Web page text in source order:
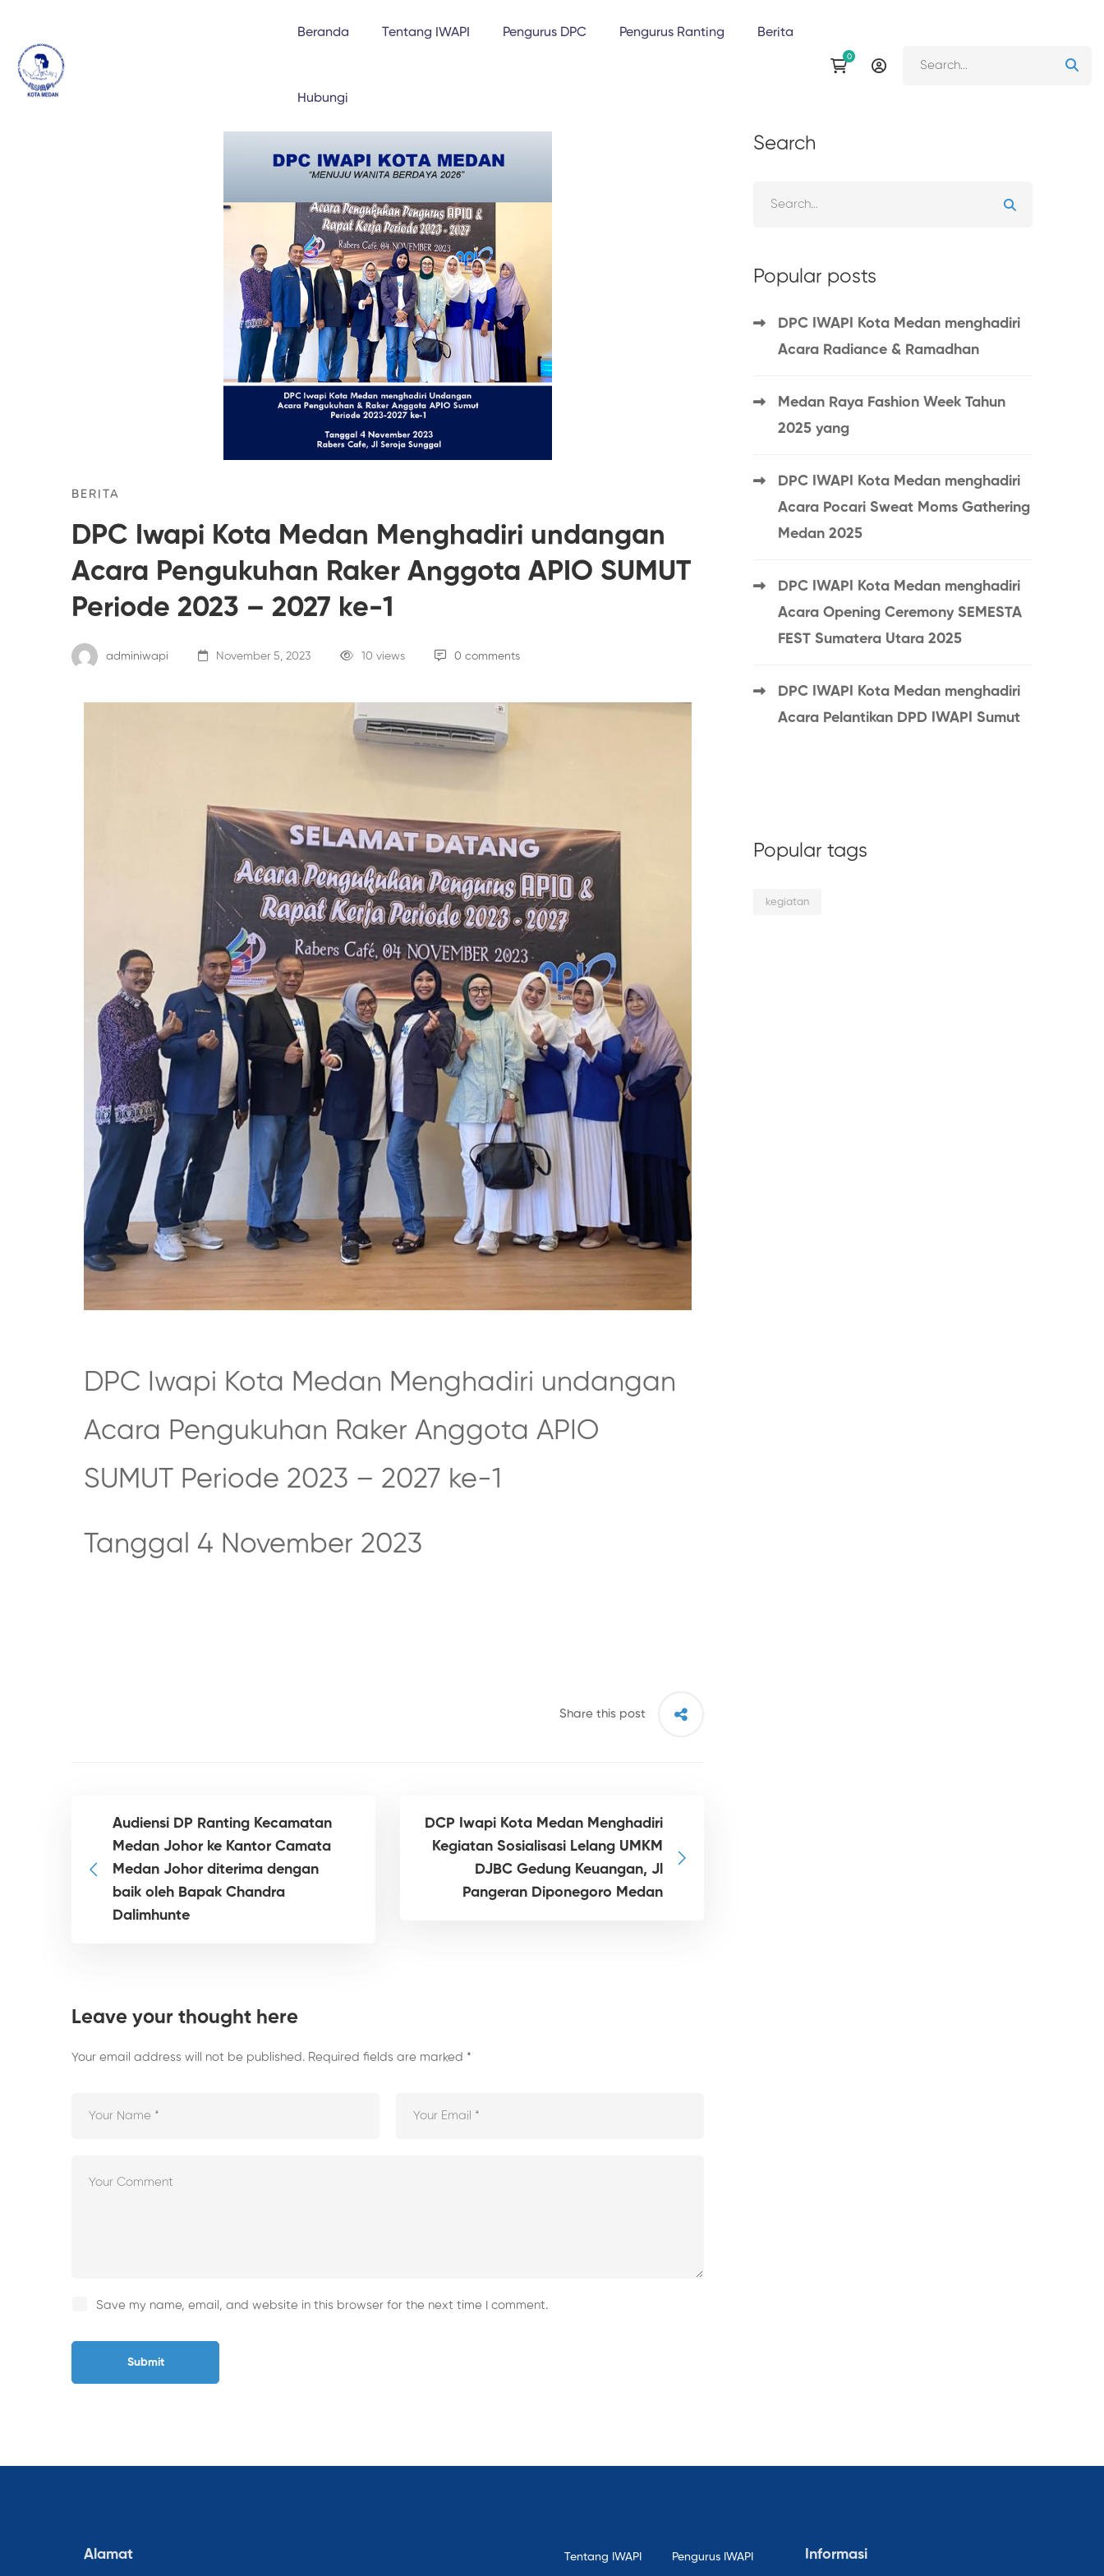
Beranda Tentang IWAPI Pengurus DPC Pengurus Ranting Berita
Hubungi
BERITA
DPC Iwapi Kota Medan Menghadiri undangan
Acara Pengukuhan Raker Anggota APIO SUMUT
Periode 2023 – 2027 ke-1
adminiwapi November 5, 2023 10 views 0 comments
DPC Iwapi Kota Medan Menghadiri undangan
Acara Pengukuhan Raker Anggota APIO
SUMUT Periode 2023 – 2027 ke-1
Tanggal 4 November 2023
Share this post
Audiensi DP Ranting Kecamatan
Medan Johor ke Kantor Camata
Medan Johor diterima dengan
baik oleh Bapak Chandra
Dalimhunte
DCP Iwapi Kota Medan Menghadiri
Kegiatan Sosialisasi Lelang UMKM
DJBC Gedung Keuangan, Jl
Pangeran Diponegoro Medan
Leave your thought here
Your email address will not be published. Required fields are marked *
Save my name, email, and website in this browser for the next time I comment.
Search
Popular posts
DPC IWAPI Kota Medan menghadiri
Acara Radiance & Ramadhan
Medan Raya Fashion Week Tahun
2025 yang
DPC IWAPI Kota Medan menghadiri
Acara Pocari Sweat Moms Gathering
Medan 2025
DPC IWAPI Kota Medan menghadiri
Acara Opening Ceremony SEMESTA
FEST Sumatera Utara 2025
DPC IWAPI Kota Medan menghadiri
Acara Pelantikan DPD IWAPI Sumut
Popular tags
kegiatan
Alamat Tentang IWAPI Pengurus IWAPI Informasi